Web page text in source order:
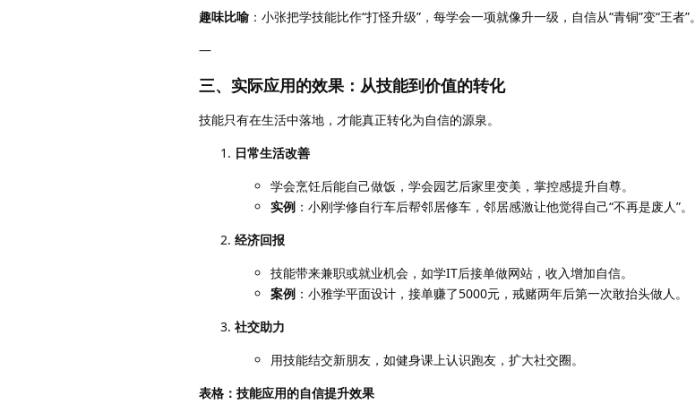
趣味比喻 ：小张把学技能比作“打怪升级”，每学会一项就像升一级，自信从“青铜”变“王者”。
—
三、实际应用的效果：从技能到价值的转化
技能只有在生活中落地，才能真正转化为自信的源泉。
日常生活改善
学会烹饪后能自己做饭，学会园艺后家里变美，掌控感提升自尊。
实例 ：小刚学修自行车后帮邻居修车，邻居感激让他觉得自己“不再是废人”。
经济回报
技能带来兼职或就业机会，如学IT后接单做网站，收入增加自信。
案例 ：小雅学平面设计，接单赚了5000元，戒赌两年后第一次敢抬头做人。
社交助力
用技能结交新朋友，如健身课上认识跑友，扩大社交圈。
表格：技能应用的自信提升效果